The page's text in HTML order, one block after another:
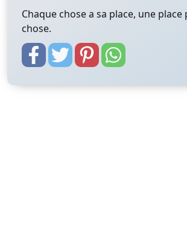
Chaque chose a sa place, une
chose.